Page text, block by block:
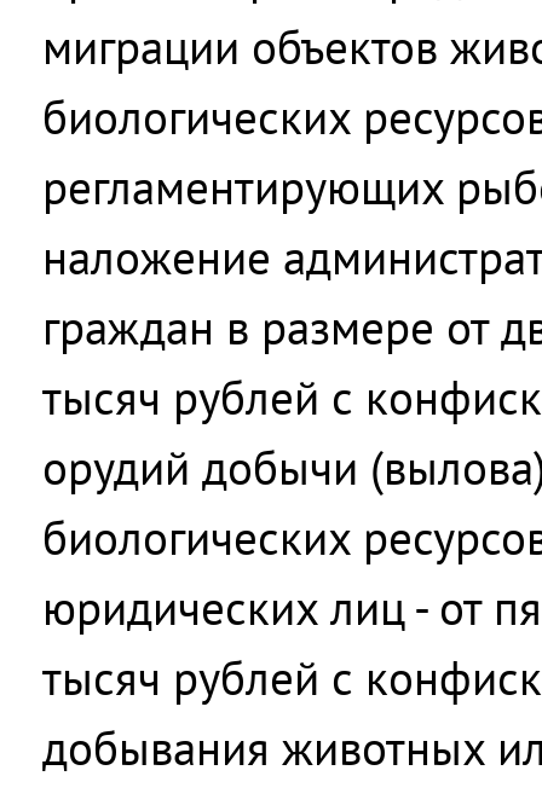
миграции объектов
биологических
регламентирующих
наложение
граждан в размере от
тысяч рублей с
орудий добычи
биологических
юридических лиц - от
тысяч рублей с
добывания животных